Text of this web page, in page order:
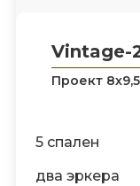
Vintage-
Проект 8х9,5
5 спален
два эркера